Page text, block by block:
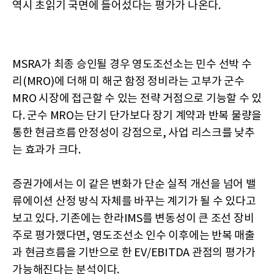
역시 초읽기 국면에 들어섰다는 평가가 나온다.
MSRA가 최종 승인될 경우 영도조선소는 민수 선박 수
리(MRO)에 더해 미 해군 함정 정비라는 고부가 군수
MRO 시장에 접근할 수 있는 전략 거점으로 기능할 수 있
다. 군수 MRO는 단기 단가보다 장기 계약과 반복 물량을
통한 현금흐름 안정성이 강점으로, 사업 리스크를 낮추
는 효과가 크다.
증권가에서는 이 같은 변화가 단순 실적 개선을 넘어 밸
류에이션 산정 방식 자체를 바꾸는 계기가 될 수 있다고
보고 있다. 기존에는 한라IMS를 변동성이 큰 조선 장비
주로 평가했다면, 영도조선소 인수 이후에는 반복 매출
과 현금흐름을 기반으로 한 EV/EBITDA 관점의 평가가
가능해진다는 분석이다.